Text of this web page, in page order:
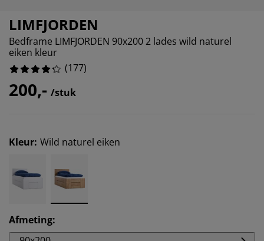
LIMFJORDEN
Bedframe LIMFJORDEN 90x200 2 lades wild naturel
eiken kleur
(177)
200,- /stuk
Kleur: Wild naturel eiken
Afmeting: